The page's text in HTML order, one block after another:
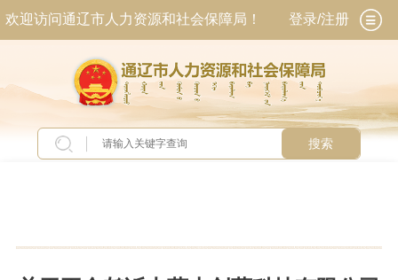
欢迎访问通辽市人力资源和社会保障局！ 登录/注册
搜索